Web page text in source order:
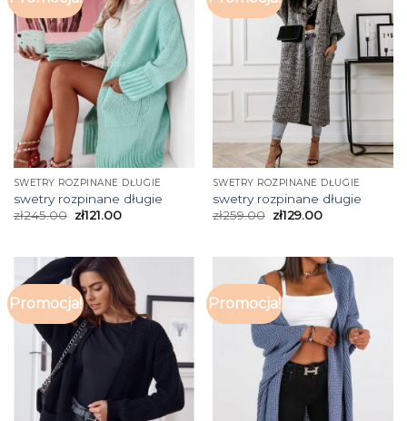
SWETRY ROZPINANE DŁUGIE
swetry rozpinane długie
zł245.00 zł121.00
SWETRY ROZPINANE DŁUGIE
swetry rozpinane długie
zł259.00 zł129.00
Promocja! Promocja!